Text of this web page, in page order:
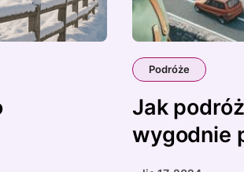
Podróże
Jak
wygodnie